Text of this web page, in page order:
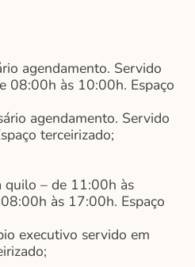
agendamento. Servido
08:00h às 10:00h. Espaço
agendamento. Servido
terceirizado;
quilo – de 11:00h às
às 17:00h. Espaço
executivo servido em